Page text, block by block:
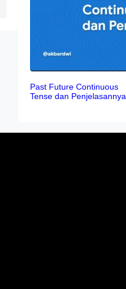
Past Future Continuous
Tense dan Penjelasannya